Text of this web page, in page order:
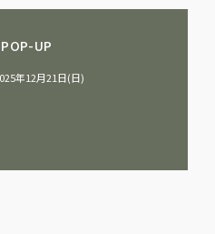
UP
年12月21日(日)